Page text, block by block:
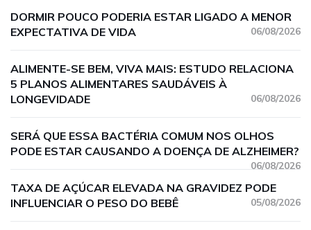
DORMIR POUCO PODERIA ESTAR LIGADO A MENOR
EXPECTATIVA DE VIDA
06/08/2026
ALIMENTE-SE BEM, VIVA MAIS: ESTUDO RELACIONA
5 PLANOS ALIMENTARES SAUDÁVEIS À
LONGEVIDADE
06/08/2026
SERÁ QUE ESSA BACTÉRIA COMUM NOS OLHOS
PODE ESTAR CAUSANDO A DOENÇA DE ALZHEIMER?
06/08/2026
TAXA DE AÇÚCAR ELEVADA NA GRAVIDEZ PODE
INFLUENCIAR O PESO DO BEBÊ
05/08/2026